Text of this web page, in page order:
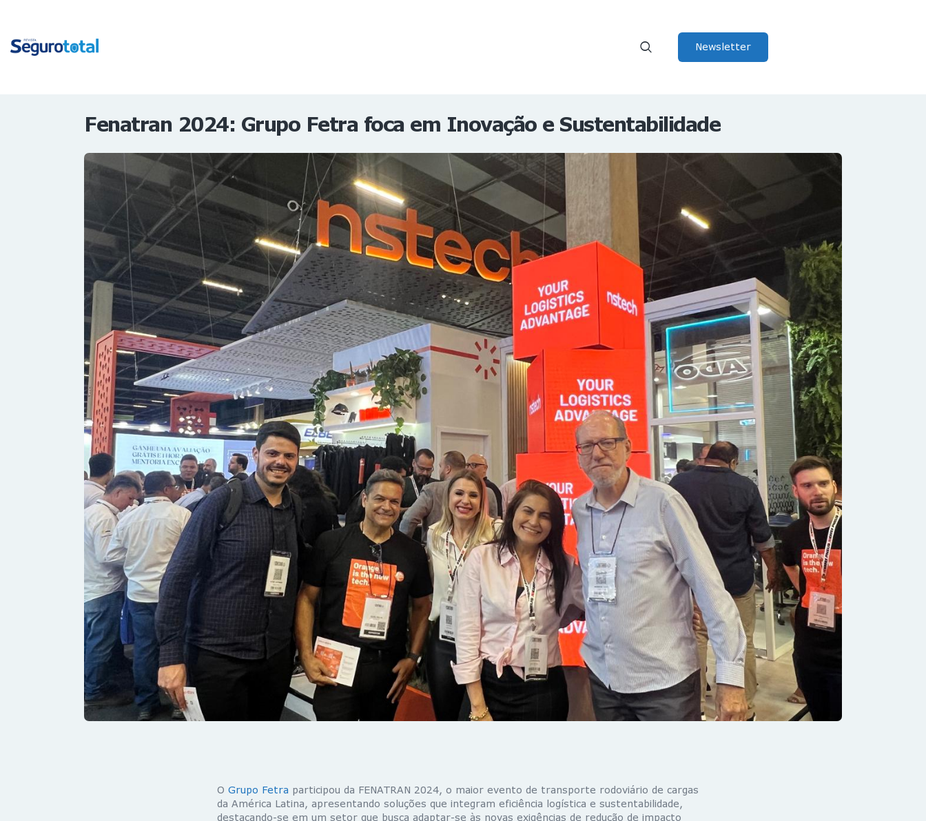
Newsletter
Fenatran 2024: Grupo Fetra foca em Inovação e Sustentabilidade
O Grupo Fetra participou da FENATRAN 2024, o maior evento de transporte rodoviário de cargas
da América Latina, apresentando soluções que integram eficiência logística e sustentabilidade,
destacando-se em um setor que busca adaptar-se às novas exigências de redução de impacto